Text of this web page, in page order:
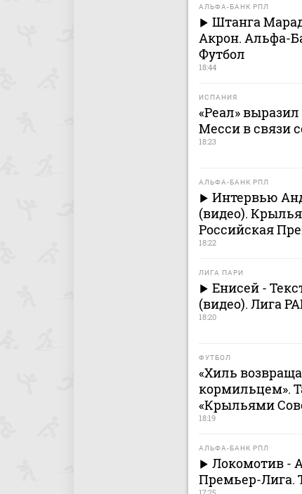
АЛЬФА-БАНК РПЛ
Штанга
Акрон. Альфа-
Футбол
18:44
ИСПАНИЯ
«Реал»
Месси в связи
18:23
АЛЬФА-БАНК РПЛ
Интервью
(видео).
Российская
18:22
ЛИГА ПАРИ
Енисей -
(видео). Лига
18:20
ФУТБОЛ
«Хиль
кормильцем».
«Крыльями
18:19
АЛЬФА-БАНК РПЛ
Локомотив -
Премьер-Лига.